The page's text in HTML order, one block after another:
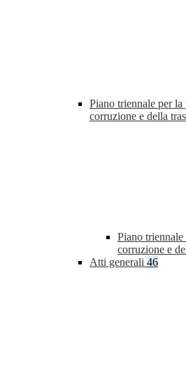
Piano triennale per
corruzione e della
Piano
corruzione e
Atti generali 46